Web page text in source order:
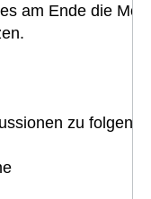
am Ende die
zu